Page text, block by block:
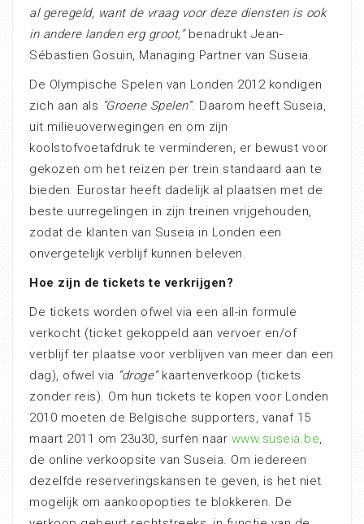
al geregeld, want de vraag voor deze diensten is ook
in andere landen erg groot,” benadrukt Jean-
Sébastien Gosuin, Managing Partner van Suseia.
De Olympische Spelen van Londen 2012 kondigen
zich aan als “Groene Spelen”. Daarom heeft Suseia,
uit milieuoverwegingen en om zijn
koolstofvoetafdruk te verminderen, er bewust voor
gekozen om het reizen per trein standaard aan te
bieden. Eurostar heeft dadelijk al plaatsen met de
beste uurregelingen in zijn treinen vrijgehouden,
zodat de klanten van Suseia in Londen een
onvergetelijk verblijf kunnen beleven.
Hoe zijn de tickets te verkrijgen?
De tickets worden ofwel via een all-in formule
verkocht (ticket gekoppeld aan vervoer en/of
verblijf ter plaatse voor verblijven van meer dan een
dag), ofwel via “droge”kaartenverkoop (tickets
zonder reis). Om hun tickets te kopen voor Londen
2010 moeten de Belgische supporters, vanaf 15
maart 2011 om 23u30, surfen naar www.suseia.be,
de online verkoopsite van Suseia. Om iedereen
dezelfde reserveringskansen te geven, is het niet
mogelijk om aankoopopties te blokkeren. De